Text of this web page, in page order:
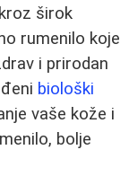
širok
rumenilo koje
i prirodan
biološki
vaše kože i
bolje